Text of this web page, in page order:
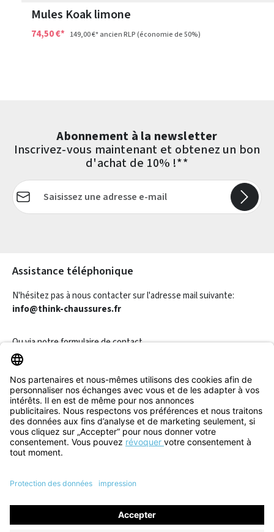
Mules Koak limone
74,50 €* 149,00 €*ancien RLP(économie de 50%)
Abonnement à la newsletter
Inscrivez-vous maintenant et obtenez un bon
d'achat de 10% !**
Adresse e-mail*
Assistance téléphonique
N'hésitez pas à nous contacter sur l'adresse mail suivante:
info@think-chaussures.fr
Ou via notreformulaire de contact.
Révoquer un contrat
Informations
Aide & Contact